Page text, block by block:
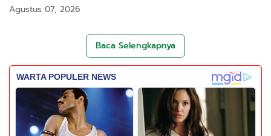
Agustus 07, 2026
Baca Selengkapnya